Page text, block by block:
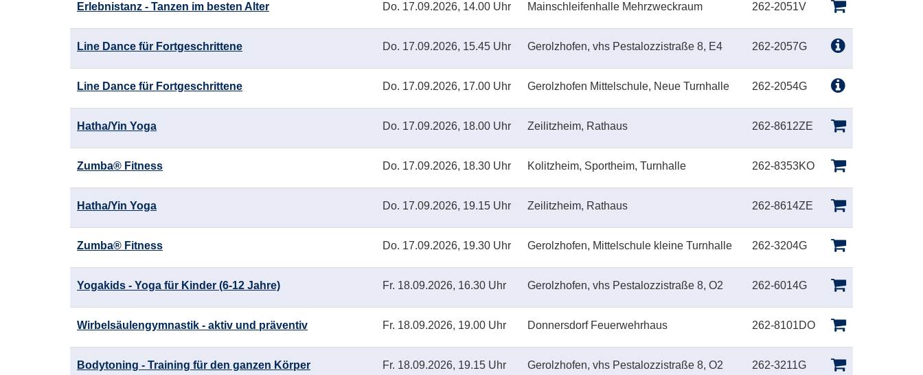
Erlebnistanz - Tanzen im besten Alter Do. 17.09.2026, 14.00 Uhr Mainschleifenhalle Mehrzweckraum 262-2051V
Line Dance für Fortgeschrittene Do. 17.09.2026, 15.45 Uhr Gerolzhofen, vhs Pestalozzistraße 8, E4 262-2057G
Line Dance für Fortgeschrittene Do. 17.09.2026, 17.00 Uhr Gerolzhofen Mittelschule, Neue Turnhalle 262-2054G
Hatha/Yin Yoga Do. 17.09.2026, 18.00 Uhr Zeilitzheim, Rathaus 262-8612ZE
Zumba® Fitness Do. 17.09.2026, 18.30 Uhr Kolitzheim, Sportheim, Turnhalle 262-8353KO
Hatha/Yin Yoga Do. 17.09.2026, 19.15 Uhr Zeilitzheim, Rathaus 262-8614ZE
Zumba® Fitness Do. 17.09.2026, 19.30 Uhr Gerolzhofen, Mittelschule kleine Turnhalle 262-3204G
Yogakids - Yoga für Kinder (6-12 Jahre) Fr. 18.09.2026, 16.30 Uhr Gerolzhofen, vhs Pestalozzistraße 8, O2 262-6014G
Wirbelsäulengymnastik - aktiv und präventiv Fr. 18.09.2026, 19.00 Uhr Donnersdorf Feuerwehrhaus 262-8101DO
Bodytoning - Training für den ganzen Körper Fr. 18.09.2026, 19.15 Uhr Gerolzhofen, vhs Pestalozzistraße 8, O2 262-3211G